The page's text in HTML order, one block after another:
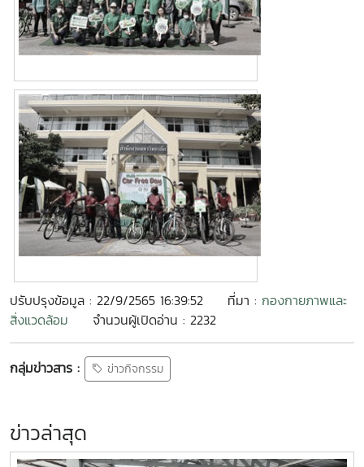
ปรับปรุงข้อมูล : 22/9/2565 16:39:52 ที่มา : กองกายภาพและ
สิ่งแวดล้อม
จำนวนผู้เปิดอ่าน : 2232
กลุ่มข่าวสาร : ข่าวกิจกรรม
ข่าวล่าสุด